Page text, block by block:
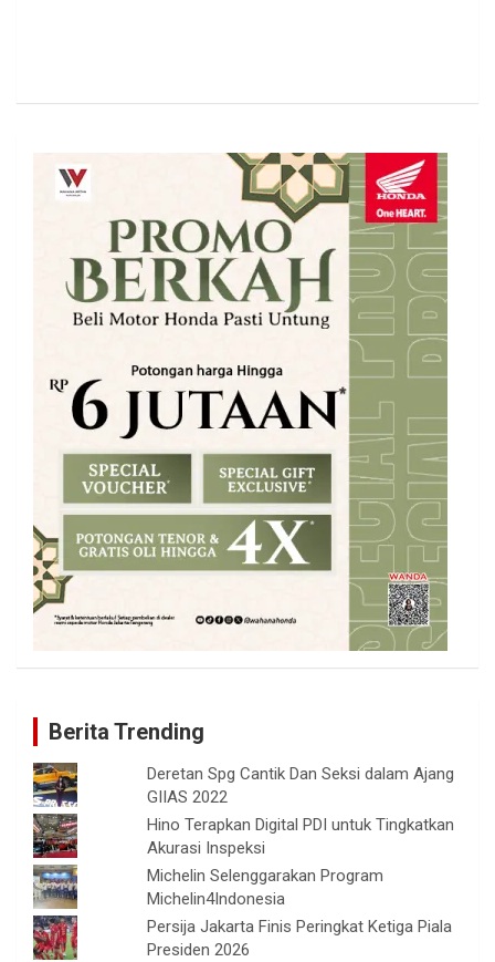
Berita Trending
Deretan Spg Cantik Dan Seksi dalam Ajang
GIIAS 2022
Hino Terapkan Digital PDI untuk Tingkatkan
Akurasi Inspeksi
Michelin Selenggarakan Program
Michelin4Indonesia
Persija Jakarta Finis Peringkat Ketiga Piala
Presiden 2026